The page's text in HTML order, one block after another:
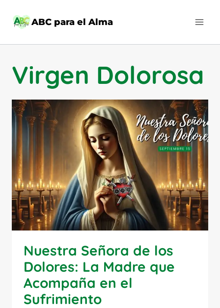
ABC para el Alma
Virgen Dolorosa
Nuestra Señora de los
Dolores: La Madre que
Acompaña en el
Sufrimiento